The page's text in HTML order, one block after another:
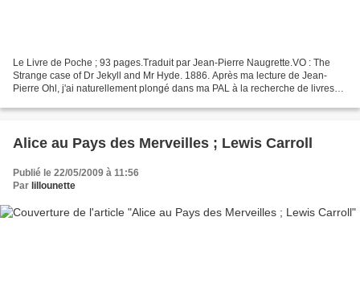
Le Livre de Poche ; 93 pages.Traduit par Jean-Pierre Naugrette.VO : The
Strange case of Dr Jekyll and Mr Hyde. 1886. Après ma lecture de Jean-
Pierre Ohl, j'ai naturellement plongé dans ma PAL à la recherche de livres
Alice au Pays des Merveilles ; Lewis Carroll
Publié le 22/05/2009 à 11:56
Par lillounette